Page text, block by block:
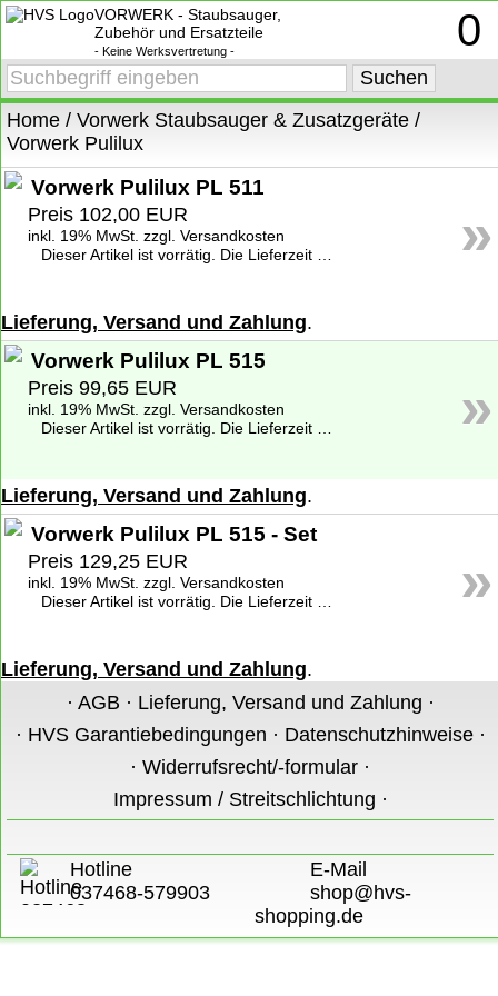
0
VORWERK - Staubsauger,
Zubehör und Ersatzteile
- Keine Werksvertretung -
Home / Vorwerk Staubsauger & Zusatzgeräte /
Vorwerk Pulilux
»
Vorwerk Pulilux PL 511
Preis 102,00 EUR
inkl. 19% MwSt. zzgl. Versandkosten
Dieser Artikel ist vorrätig. Die Lieferzeit beträgt 1-2 Werktage deutschlandweit. Weitere Informationen zu den Lieferzeiten finden Sie unter
Lieferung, Versand und Zahlung.
»
Vorwerk Pulilux PL 515
Preis 99,65 EUR
inkl. 19% MwSt. zzgl. Versandkosten
Dieser Artikel ist vorrätig. Die Lieferzeit beträgt 1-2 Werktage deutschlandweit. Weitere Informationen zu den Lieferzeiten finden Sie unter
Lieferung, Versand und Zahlung.
»
Vorwerk Pulilux PL 515 - Set
Preis 129,25 EUR
inkl. 19% MwSt. zzgl. Versandkosten
Dieser Artikel ist vorrätig. Die Lieferzeit beträgt 1-2 Werktage deutschlandweit. Weitere Informationen zu den Lieferzeiten finden Sie unter
Lieferung, Versand und Zahlung.
· AGB · Lieferung, Versand und Zahlung ·
· HVS Garantiebedingungen · Datenschutzhinweise·
· Widerrufsrecht/-formular ·
Impressum / Streitschlichtung ·
Hotline
037468-579903
E-Mail
shop@hvs-
shopping.de